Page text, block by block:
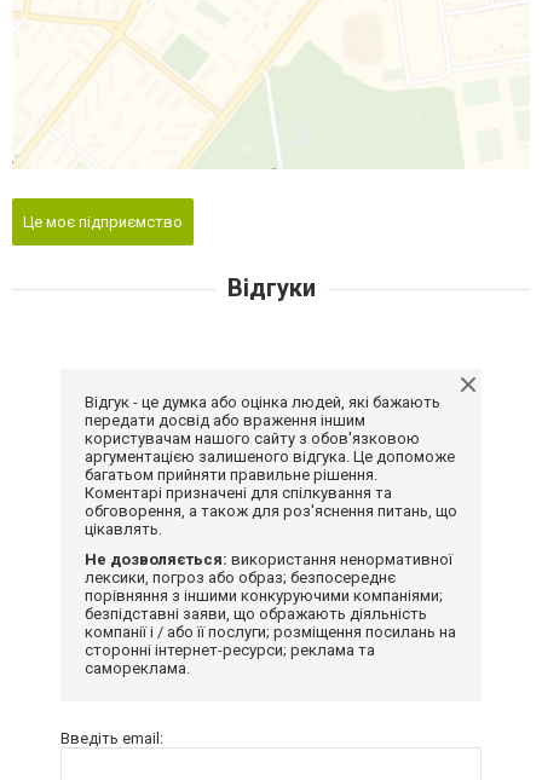
Це моє підприємство
Відгуки
Відгук - це думка або оцінка людей, які бажають
передати досвід або враження іншим
користувачам нашого сайту з обов'язковою
аргументацією залишеного відгука. Це допоможе
багатьом прийняти правильне рішення.
Коментарі призначені для спілкування та
обговорення, а також для роз'яснення питань, що
цікавлять.
Не дозволяється: використання ненормативної
лексики, погроз або образ; безпосереднє
порівняння з іншими конкуруючими компаніями;
безпідставні заяви, що ображають діяльність
компанії і / або її послуги; розміщення посилань на
сторонні інтернет-ресурси; реклама та
самореклама.
Введіть email: